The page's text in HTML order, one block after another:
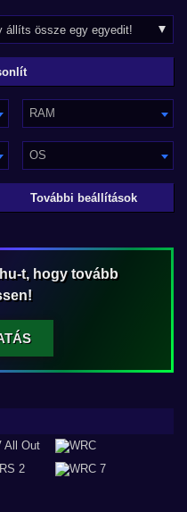
RAM
OS
További beállítások
t, hogy tovább